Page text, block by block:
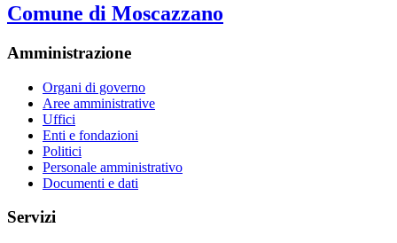
Comune di Moscazzano
Amministrazione
Organi di governo
Aree amministrative
Uffici
Enti e fondazioni
Politici
Personale amministrativo
Documenti e dati
Servizi